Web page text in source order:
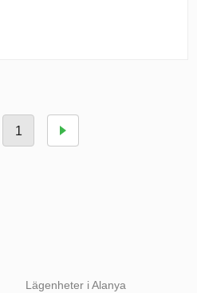
1
Lägenheter i Alanya